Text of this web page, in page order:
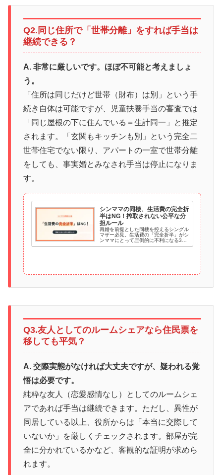
Q2.同じ住所で「世帯分離」をすれば手当は
継続できる？
A. 非常に厳しいです。ほぼ不可能と考えましょ
う。
「住所は同じだけど世帯（財布）は別」という手
続き自体は可能ですが、児童扶養手当の審査では
「同じ屋根の下に住んでいる＝生計同一」と推定
されます。「玄関もキッチンも別」という完全二
世帯住宅でない限り、アパートの一室で世帯分離
をしても、事実婚とみなされ手当は停止になりま
す。
シンママの同棲、生活費の完全折
半はNG！搾取されない公平な分
担ルール
再婚を前提とした同棲を控えるシングル
マザー必見。生活費の「完全折半」がシ
ンママにとって圧倒的に不利になる3つ
の理由と、家事負担を考慮した公平な分
Q3.友人としてのルームシェアなら住民票を
移しても平気？
A. 交際実態がなければ大丈夫ですが、疑われる覚
悟は必要です。
純粋な友人（恋愛感情なし）としてのルームシェ
アであれば手当は継続できます。ただし、異性が
同居している以上、役所からは「本当に交際して
いないか」を厳しくチェックされます。部屋が完
全に分かれているかなど、客観的な証明が求めら
れます。